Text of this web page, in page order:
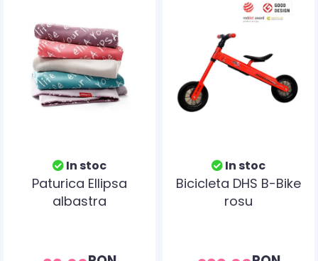
In stoc
Paturica Ellipsa
albastra
In stoc
Bicicleta DHS B-Bike
rosu